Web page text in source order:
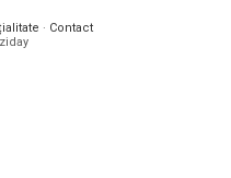
· Contact